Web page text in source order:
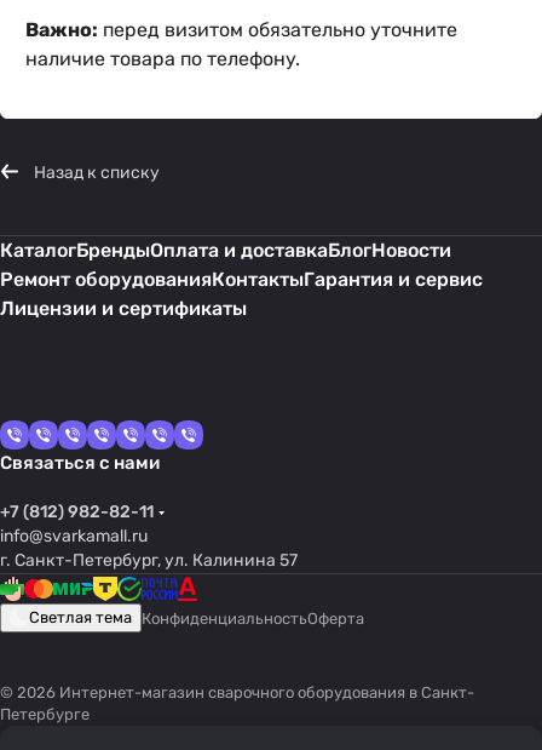
Важно: перед визитом обязательно уточните
наличие товара по телефону.
Назад к списку
КаталогБрендыОплата и доставкаБлогНовости
Ремонт оборудованияКонтактыГарантия и сервис
Лицензии и сертификаты
Связаться с нами
+7 (812) 982-82-11
info@svarkamall.ru
г. Санкт-Петербург, ул. Калинина 57
Светлая тема КонфиденциальностьОферта
© 2026 Интернет-магазин сварочного оборудования в Санкт-
Петербурге